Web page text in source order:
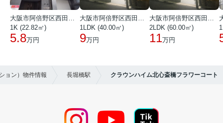
1K (22.82㎡)
5.8万円
1LDK (40.00㎡)
9万円
2LDK (60.00㎡)
11万円
ョン）物件情報 長堀橋駅 クラウンハイム北心斎橋フラワーコート